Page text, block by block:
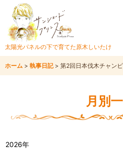
太陽光パネルの下で育てた原木しいたけ
ホーム > 執事日記 > 第2回日本伐木チャン
月別
2026年